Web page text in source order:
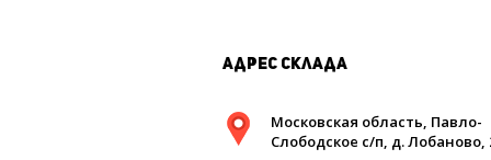
Адрес склада
Московская область, Павло-
Слободское с/п, д. Лобаново,